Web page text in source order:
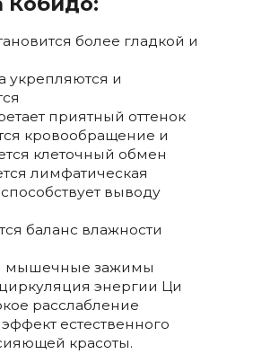
более гладкой и
и
приятный оттенок
кровообращение и
клеточный обмен
лимфатическая
выводу
баланс влажности
мышечные зажимы
энергии Ци
расслабление
естественного
красоты.